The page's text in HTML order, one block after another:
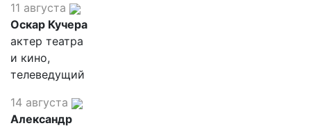
11 августа
Оскар Кучера
актер театра
и кино,
телеведущий
14 августа
Александр